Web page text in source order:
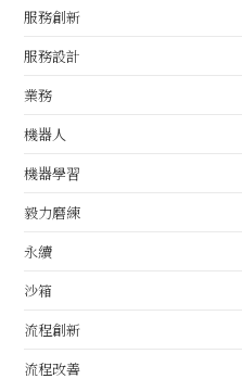
服務創新
服務設計
業務
機器人
機器學習
毅力磨練
永續
沙箱
流程創新
流程改善